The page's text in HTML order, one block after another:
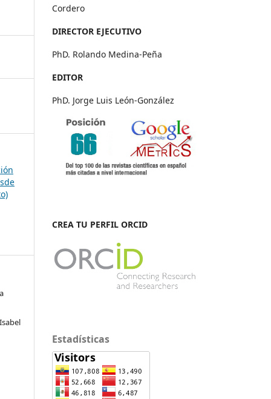
Cordero
DIRECTOR EJECUTIVO
PhD. Rolando Medina-Peña
EDITOR
PhD. Jorge Luis León-González
CREA TU PERFIL ORCID
Estadísticas